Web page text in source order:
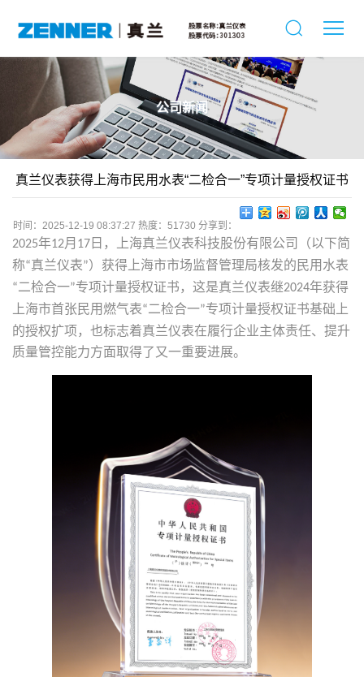
公司新闻
真兰仪表获得上海市民用水表“二检合一”专项计量授权证书
时间：2025-12-19 08:37:27 热度：51730 分享到：
2025年12月 17 日，上海真兰仪表科技股份有限公司（以下简
称“真兰仪表”）获得上海市市场监督管理局核发的民用水表
“二检合一”专项计量授权证书，这是真兰仪表继2024年获得
上海市首张民用燃气表“二检合一”专项计量授权证书基础上
的授权扩项，也标志着真兰仪表在履行企业主体责任、提升
质量管控能力方面取得了又一重要进展。